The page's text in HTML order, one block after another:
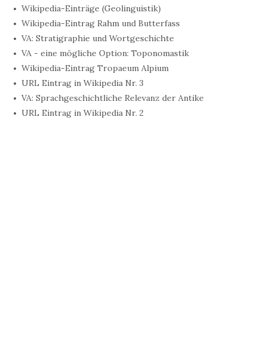
Wikipedia-Einträge (Geolinguistik)
Wikipedia-Eintrag Rahm und Butterfass
VA: Stratigraphie und Wortgeschichte
VA - eine mögliche Option: Toponomastik
Wikipedia-Eintrag Tropaeum Alpium
URL Eintrag in Wikipedia Nr. 3
VA: Sprachgeschichtliche Relevanz der Antike
URL Eintrag in Wikipedia Nr. 2